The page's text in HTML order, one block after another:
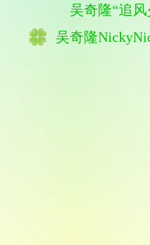
吴奇隆“追风
吴奇隆